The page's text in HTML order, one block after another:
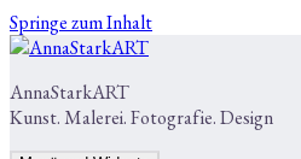
Springe zum Inhalt
AnnaStarkART
Kunst. Malerei. Fotografie. Design